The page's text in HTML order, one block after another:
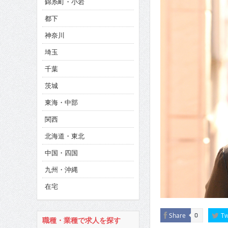
CINEMA×STYLE 285号
CINEMA×STYLE 294号
CINEMA×STYLE 293号
Share 0
都下
神奈川
埼玉
千葉
茨城
東海・中部
関西
北海道・東北
中国・四国
九州・沖縄
在宅
職種・業種で求人を探す